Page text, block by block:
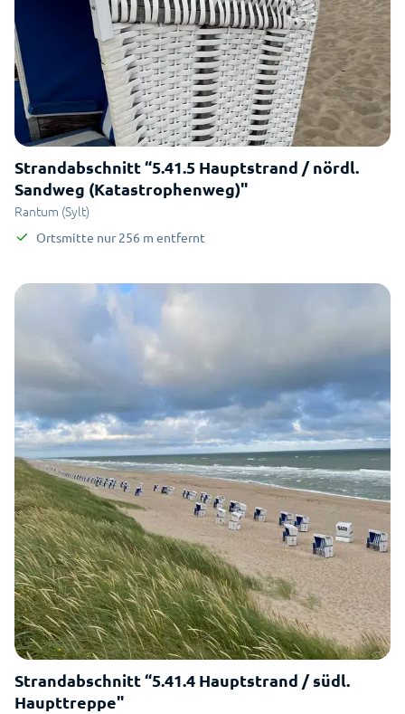
Strandabschnitt “5.41.5 Hauptstrand / nördl.
Sandweg (Katastrophenweg)"
Rantum (Sylt)
Ortsmitte nur 256 m entfernt
Strandabschnitt “5.41.4 Hauptstrand / südl.
Haupttreppe"